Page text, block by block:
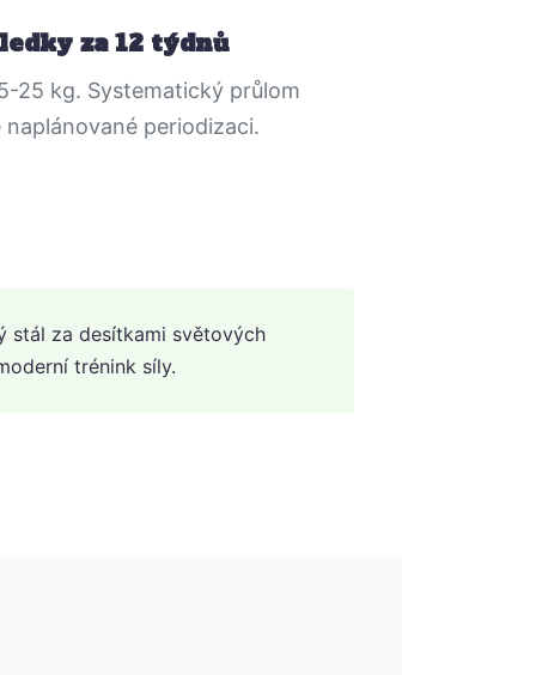
za 12 týdnů
25 kg. Systematický průlom
periodizaci.
stál za desítkami světových
trénink síly.